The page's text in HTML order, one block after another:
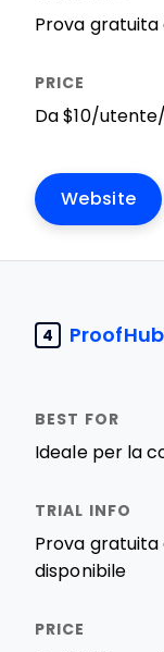
Prova gratuita
Da $10/
Website
4 ProofHub
Ideale per la
Prova gratuita
disponibile